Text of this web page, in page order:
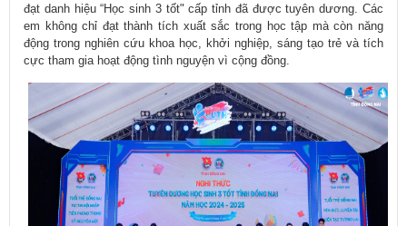
đạt danh hiệu “Học sinh 3 tốt" cấp tỉnh đã được tuyên dương. Các
em không chỉ đạt thành tích xuất sắc trong học tập mà còn năng
động trong nghiên cứu khoa học, khởi nghiệp, sáng tạo trẻ và tích
cực tham gia hoạt động tình nguyện vì cộng đồng.